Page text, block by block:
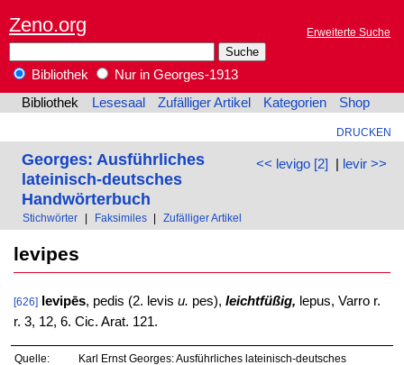
Zeno.org Erweiterte Suche
Bibliothek
Nur in Georges-1913
Bibliothek
Lesesaal Zufälliger Artikel Kategorien Shop
DRUCKEN
<< levigo [2] | levir >>
Georges: Ausführliches
lateinisch-deutsches
Handwörterbuch
Stichwörter Faksimiles Zufälliger Artikel
levipes
[626] levipēs, pedis (2. levis u. pes), leichtfüßig, lepus, Varro r.
r. 3, 12, 6. Cic. Arat. 121.
Quelle:
Karl Ernst Georges: Ausführliches lateinisch-deutsches